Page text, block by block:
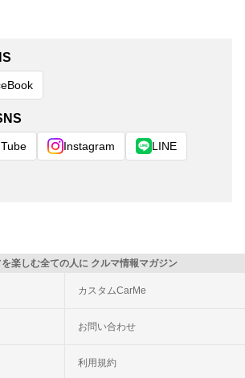
Instagram LINE
楽しむ全ての人に クルマ情報マガジン
カスタムCarMe
お問い合わせ
利用規約